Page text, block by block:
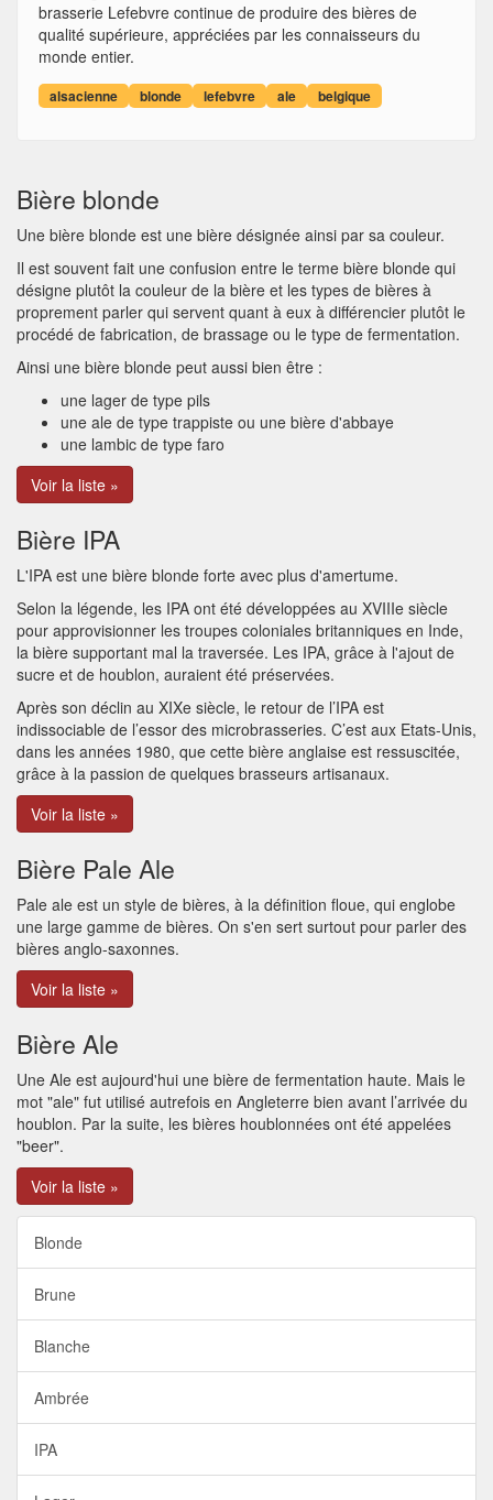
brasserie Lefebvre continue de produire des bières de
qualité supérieure, appréciées par les connaisseurs du
monde entier.
alsacienne blonde lefebvre ale belgique
Bière blonde
Une bière blonde est une bière désignée ainsi par sa couleur.
Il est souvent fait une confusion entre le terme bière blonde qui
désigne plutôt la couleur de la bière et les types de bières à
proprement parler qui servent quant à eux à différencier plutôt le
procédé de fabrication, de brassage ou le type de fermentation.
Ainsi une bière blonde peut aussi bien être :
une lager de type pils
une ale de type trappiste ou une bière d'abbaye
une lambic de type faro
Voir la liste »
Bière IPA
L'IPA est une bière blonde forte avec plus d'amertume.
Selon la légende, les IPA ont été développées au XVIIIe siècle
pour approvisionner les troupes coloniales britanniques en Inde,
la bière supportant mal la traversée. Les IPA, grâce à l'ajout de
sucre et de houblon, auraient été préservées.
Après son déclin au XIXe siècle, le retour de l’IPA est
indissociable de l’essor des microbrasseries. C’est aux Etats-Unis,
dans les années 1980, que cette bière anglaise est ressuscitée,
grâce à la passion de quelques brasseurs artisanaux.
Voir la liste »
Bière Pale Ale
Pale ale est un style de bières, à la définition floue, qui englobe
une large gamme de bières. On s'en sert surtout pour parler des
bières anglo-saxonnes.
Voir la liste »
Bière Ale
Une Ale est aujourd'hui une bière de fermentation haute. Mais le
mot "ale" fut utilisé autrefois en Angleterre bien avant l’arrivée du
houblon. Par la suite, les bières houblonnées ont été appelées
"beer".
Voir la liste »
Blonde
Brune
Blanche
Ambrée
IPA